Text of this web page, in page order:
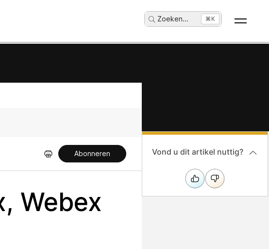
Zoeken... ⌘K
Abonneren
Webex
Vond u dit artikel nuttig?